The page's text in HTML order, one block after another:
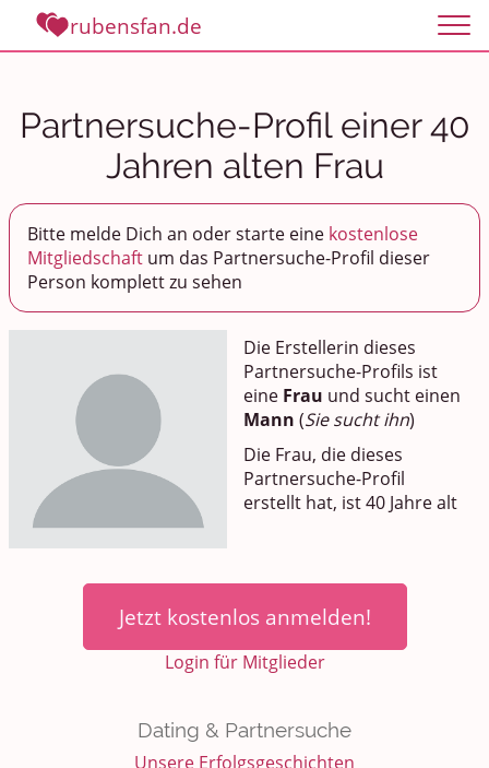
rubensfan.de
Partnersuche-Profil einer 40
Jahren alten Frau
Bitte melde Dich an oder starte eine kostenlose
Mitgliedschaft um das Partnersuche-Profil dieser
Person komplett zu sehen
Die Erstellerin dieses
Partnersuche-Profils ist
eine Frau und sucht einen
Mann (Sie sucht ihn)
Die Frau, die dieses
Partnersuche-Profil
erstellt hat, ist 40 Jahre alt
Jetzt kostenlos anmelden!
Login für Mitglieder
Dating & Partnersuche
Unsere Erfolgsgeschichten